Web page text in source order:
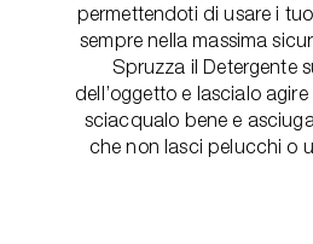
permettendoti di usare i
sempre nella massima
Spruzza il Detergente
dell’oggetto e lascialo
sciacqualo bene e
che non lasci pelucchi o